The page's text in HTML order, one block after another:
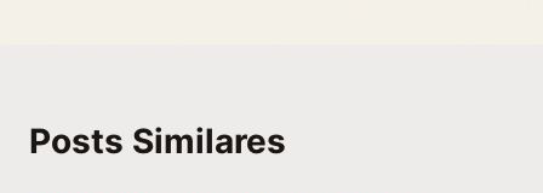
Posts Similares